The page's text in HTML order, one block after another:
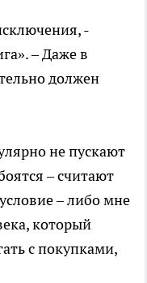
-
– Даже в
должен
не пускают
– считают
– либо мне
который
с покупками,